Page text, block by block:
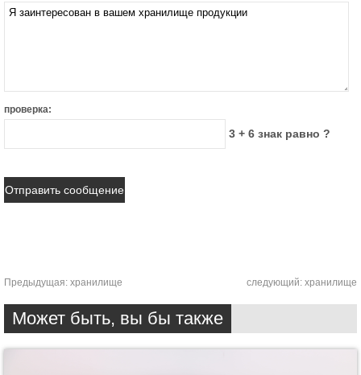
проверка:
3 + 6 знак равно ?
Предыдущая: хранилище следующий: хранилище
Может быть, вы бы также